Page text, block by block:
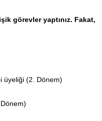
görevler yaptınız. Fakat,
üyeliği (2. Dönem)